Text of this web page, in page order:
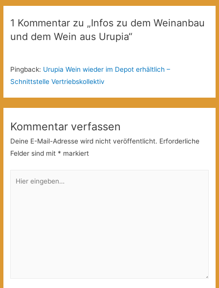
1 Kommentar zu „Infos zu dem Weinanbau
und dem Wein aus Urupia“
Pingback: Urupia Wein wieder im Depot erhältlich –
Schnittstelle Vertriebskollektiv
Kommentar verfassen
Deine E-Mail-Adresse wird nicht veröffentlicht. Erforderliche
Felder sind mit * markiert
eingeben…